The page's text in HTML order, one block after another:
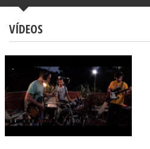
VÍDEOS